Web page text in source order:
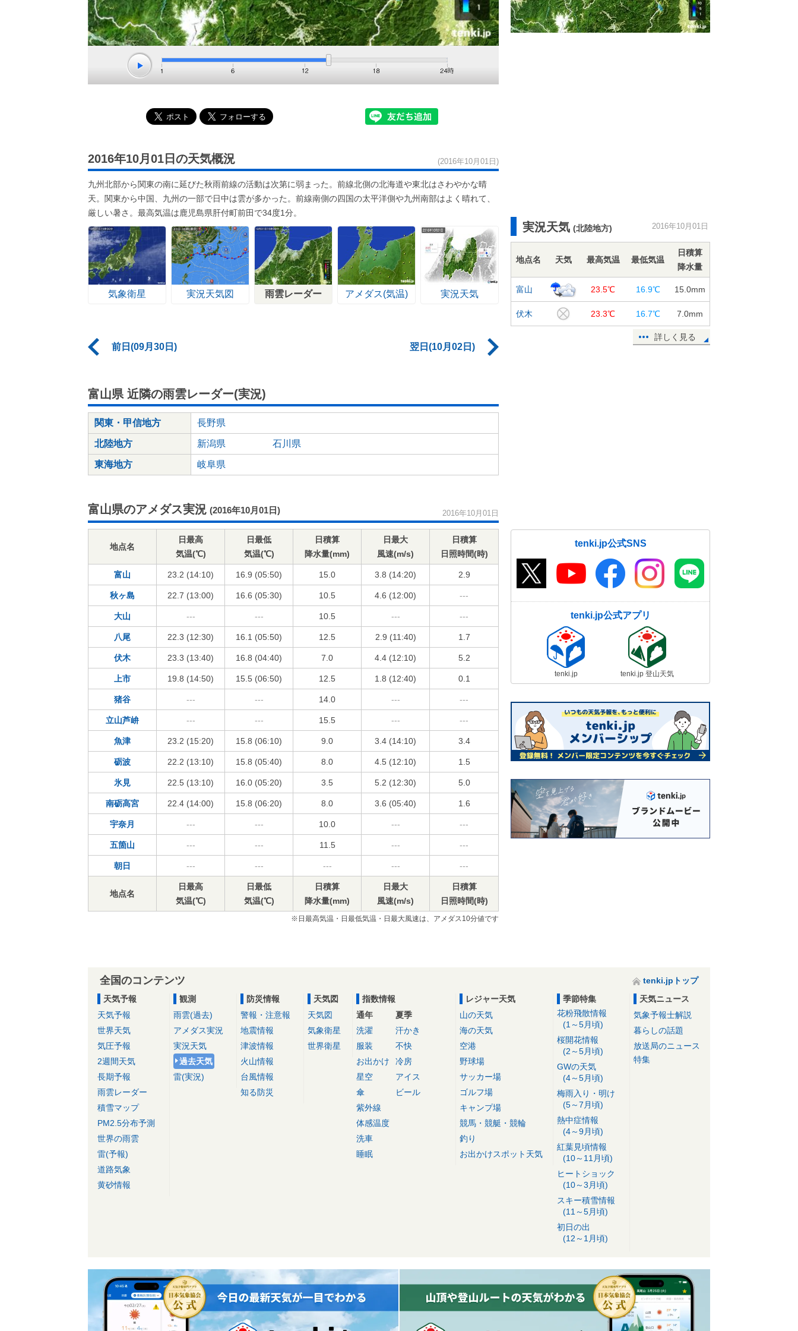
2016年10月01日の天気概況 (2016年10月01日)
九州北部から関東の南に延びた秋雨前線の活動は次第に弱まった。前線北側の北海道や東北はさわやかな晴
天。関東から中国、九州の一部で日中は雲が多かった。前線南側の四国の太平洋側や九州南部はよく晴れて、
厳しい暑さ。最高気温は鹿児島県肝付町前田で34度1分。
気象衛星 実況天気図 雨雲レーダー アメダス(気温) 実況天気
前日(09月30日) 翌日(10月02日)
富山県 近隣の雨雲レーダー(実況)
関東・甲信地方 長野県
北陸地方 新潟県 石川県
東海地方 岐阜県
富山県のアメダス実況 (2016年10月01日) 2016年10月01日
地点名
日最高
気温(℃)
日最低
気温(℃)
日積算
降水量(mm)
日最大
風速(m/s)
日積算
日照時間(時)
富山 23.2 (14:10) 16.9 (05:50) 15.0 3.8 (14:20) 2.9
秋ヶ島 22.7 (13:00) 16.6 (05:30) 10.5 4.6 (12:00) ---
大山 --- --- 10.5 --- ---
八尾 22.3 (12:30) 16.1 (05:50) 12.5 2.9 (11:40) 1.7
伏木 23.3 (13:40) 16.8 (04:40) 7.0 4.4 (12:10) 5.2
上市 19.8 (14:50) 15.5 (06:50) 12.5 1.8 (12:40) 0.1
猪谷 --- --- 14.0 --- ---
立山芦峅 --- --- 15.5 --- ---
魚津 23.2 (15:20) 15.8 (06:10) 9.0 3.4 (14:10) 3.4
砺波 22.2 (13:10) 15.8 (05:40) 8.0 4.5 (12:10) 1.5
氷見 22.5 (13:10) 16.0 (05:20) 3.5 5.2 (12:30) 5.0
南砺高宮 22.4 (14:00) 15.8 (06:20) 8.0 3.6 (05:40) 1.6
宇奈月 --- --- 10.0 --- ---
五箇山 --- --- 11.5 --- ---
朝日 --- --- --- --- ---
地点名
日最高
気温(℃)
日最低
気温(℃)
日積算
降水量(mm)
日最大
風速(m/s)
日積算
日照時間(時)
※日最高気温・日最低気温・日最大風速は、アメダス10分値です
実況天気 (北陸地方) 2016年10月01日
地点名 天気 最高気温 最低気温
日積算
降水量
富山 23.5℃ 16.9℃ 15.0mm
伏木 23.3℃ 16.7℃ 7.0mm
詳しく見る
tenki.jp公式SNS
tenki.jp公式アプリ
tenki.jp tenki.jp 登山天気
全国のコンテンツ
tenki.jpトップ
天気予報
天気予報
世界天気
気圧予報
2週間天気
長期予報
雨雲レーダー
積雪マップ
PM2.5分布予測
世界の雨雲
雷(予報)
道路気象
黄砂情報
観測
雨雲(過去)
アメダス実況
実況天気
過去天気
雷(実況)
防災情報
警報・注意報
地震情報
津波情報
火山情報
台風情報
知る防災
天気図
天気図
気象衛星
世界衛星
指数情報
通年
洗濯
服装
お出かけ
星空
傘
紫外線
体感温度
洗車
睡眠
夏季
汗かき
不快
冷房
アイス
ビール
レジャー天気
山の天気
海の天気
空港
野球場
サッカー場
ゴルフ場
キャンプ場
競馬・競艇・競輪
釣り
お出かけスポット天気
季節特集
花粉飛散情報
(1～5月頃)
桜開花情報
(2～5月頃)
GWの天気
(4～5月頃)
梅雨入り・明け
(5～7月頃)
熱中症情報
(4～9月頃)
紅葉見頃情報
(10～11月頃)
ヒートショック
(10～3月頃)
スキー積雪情報
(11～5月頃)
初日の出
(12～1月頃)
天気ニュース
気象予報士解説
暮らしの話題
放送局のニュース
特集